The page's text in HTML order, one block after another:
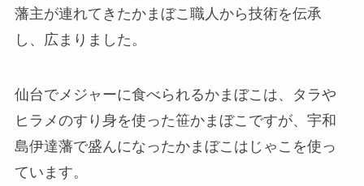
藩主が連れてきたかまぼこ職人から技術を伝承
し、広まりました。
仙台でメジャーに食べられるかまぼこは、タラや
ヒラメのすり身を使った笹かまぼこですが、宇和
島伊達藩で盛んになったかまぼこはじゃこを使っ
ています。